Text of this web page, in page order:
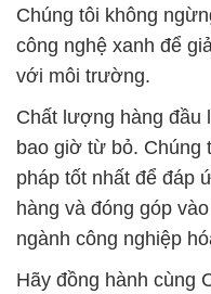
Chúng tôi không
công nghệ xanh để
với môi trường.
Chất lượng hàng đầu
bao giờ từ bỏ. Chúng
pháp tốt nhất để đáp
hàng và đóng góp
ngành công nghiệp
Hãy đồng hành cùng